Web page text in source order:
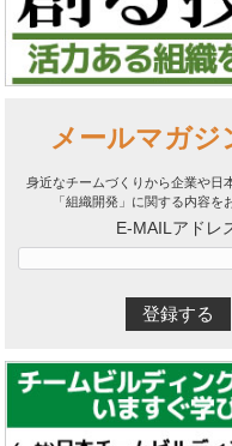
メールマガジ
身近なチームづくりから企業や日
「組織開発」に関する内容を
E-MAILアドレ